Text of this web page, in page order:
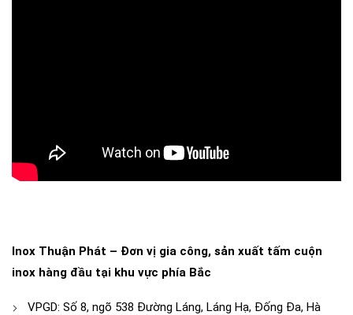
Inox Thuận Phát – Đơn vị gia công, sản xuất tấm cuộn
inox hàng đầu tại khu vực phía Bắc
VPGD: Số 8, ngõ 538 Đường Láng, Láng Hạ, Đống Đa, Hà